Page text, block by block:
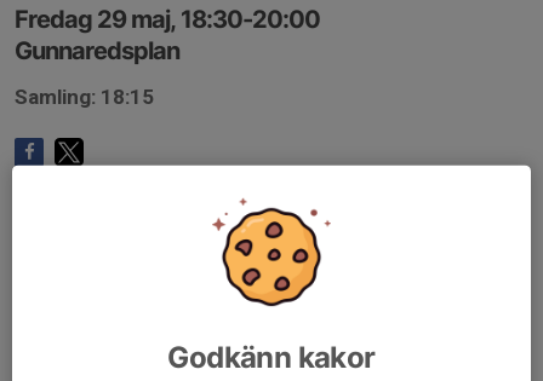
Fredag 29 maj, 18:30-20:00
Gunnaredsplan
Samling: 18:15
Godkänn kakor